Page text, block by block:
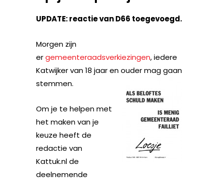
UPDATE: reactie van D66 toegevoegd.
Morgen zijn
ergemeenteraadsverkiezingen, iedere
Katwijker van 18 jaar en ouder mag gaan
stemmen.
Om je te helpen met
het maken van je
keuze heeft de
redactie van
Kattuk.nl de
deelnemende